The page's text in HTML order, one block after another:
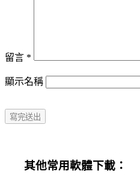
留言 *
顯示名稱
其他常用軟體下載：